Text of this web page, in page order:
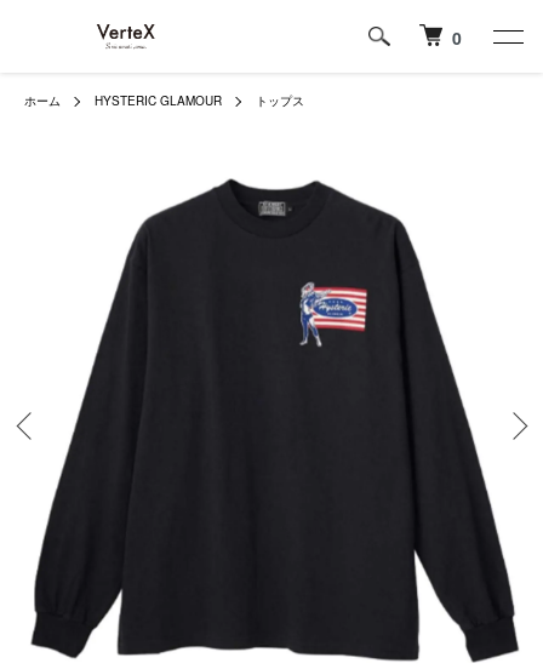
0
ホーム HYSTERIC GLAMOUR トップス